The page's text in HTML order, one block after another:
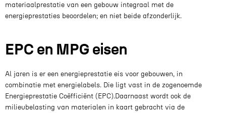
materiaalprestatie van een gebouw integraal met de
energieprestaties beoordelen; en niet beide afzonderlijk.
EPC en MPG eisen
Al jaren is er een energieprestatie eis voor gebouwen, in
combinatie met energielabels. Die ligt vast in de zogenoemde
Energieprestatie Coëfficiënt (EPC).Daarnaast wordt ook de
milieubelasting van materialen in kaart gebracht via de